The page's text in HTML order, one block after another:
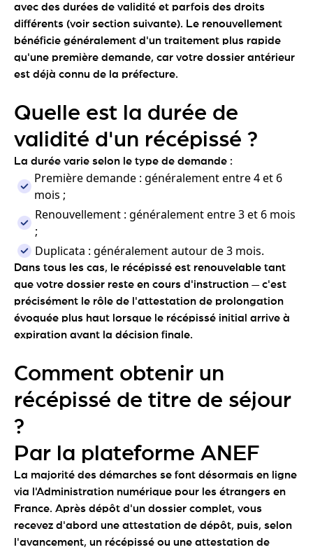
avec des durées de validité et parfois des droits
différents (voir section suivante). Le renouvellement
bénéficie généralement d'un traitement plus rapide
qu'une première demande, car votre dossier antérieur
est déjà connu de la préfecture.
Quelle est la durée de
validité d'un récépissé ?
La durée varie selon le type de demande :
Première demande : généralement entre 4 et 6
mois ;
Renouvellement : généralement entre 3 et 6 mois
;
Duplicata : généralement autour de 3 mois.
Dans tous les cas, le récépissé est renouvelable tant
que votre dossier reste en cours d'instruction — c'est
précisément le rôle de l'attestation de prolongation
évoquée plus haut lorsque le récépissé initial arrive à
expiration avant la décision finale.
Comment obtenir un
récépissé de titre de séjour
?
Par la plateforme ANEF
La majorité des démarches se font désormais en ligne
via l'Administration numérique pour les étrangers en
France. Après dépôt d'un dossier complet, vous
recevez d'abord une attestation de dépôt, puis, selon
l'avancement, un récépissé ou une attestation de